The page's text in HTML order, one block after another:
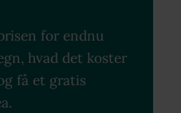
for endnu
hvad det koster
få et gratis